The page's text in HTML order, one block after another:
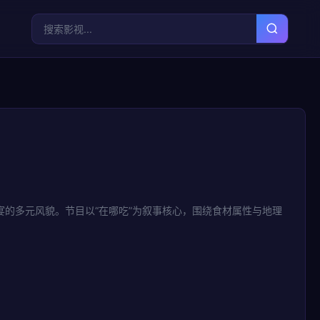
多元风貌。节目以“在哪吃”为叙事核心，围绕食材属性与地理